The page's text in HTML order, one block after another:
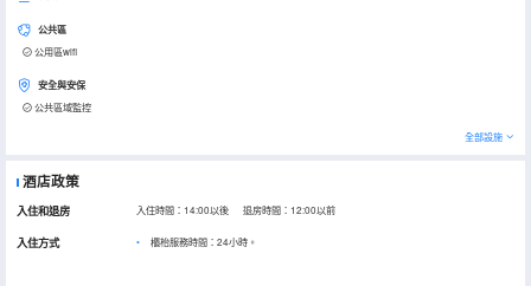
公共區
公用區wifi
安全與安保
公共區域監控
全部設施
酒店政策
入住和退房 入住時間：14:00以後 退房時間：12:00以前
入住方式 櫃枱服務時間：24小時。